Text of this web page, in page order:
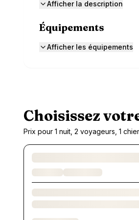
Afficher la description
Équipements
Afficher les équipements
Choisissez
Prix pour 1 nuit, 2 voyageurs, 1
Chargement des chambres et